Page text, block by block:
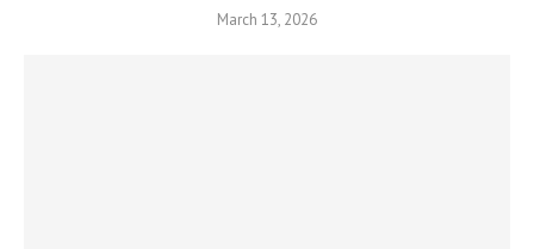
March 13, 2026